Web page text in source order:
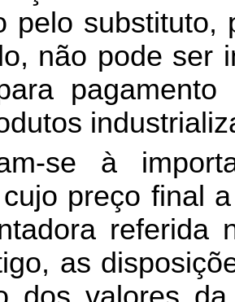
pelo
não pode ser
se à
preço final
referida
as